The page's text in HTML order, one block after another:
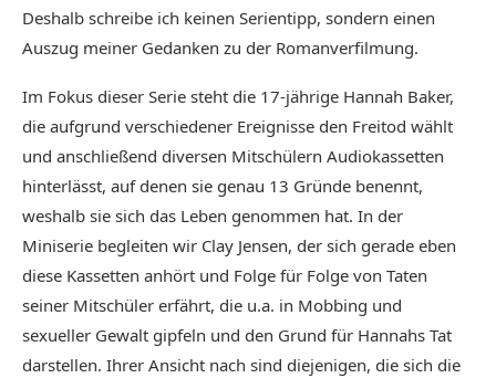
Deshalb schreibe ich keinen Serientipp, sondern einen
Auszug meiner Gedanken zu der Romanverfilmung.
Im Fokus dieser Serie steht die 17-jährige Hannah Baker,
die aufgrund verschiedener Ereignisse den Freitod wählt
und anschließend diversen Mitschülern Audiokassetten
hinterlässt, auf denen sie genau 13 Gründe benennt,
weshalb sie sich das Leben genommen hat. In der
Miniserie begleiten wir Clay Jensen, der sich gerade eben
diese Kassetten anhört und Folge für Folge von Taten
seiner Mitschüler erfährt, die u.a. in Mobbing und
sexueller Gewalt gipfeln und den Grund für Hannahs Tat
darstellen. Ihrer Ansicht nach sind diejenigen, die sich die